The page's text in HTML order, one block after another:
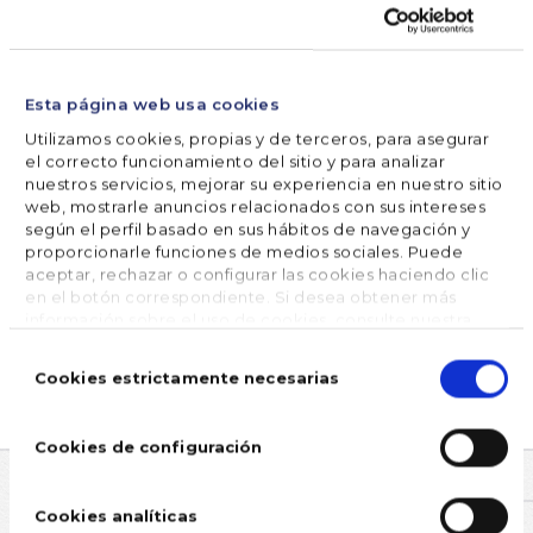
Esta página web usa cookies
Utilizamos cookies, propias y de terceros, para asegurar
el correcto funcionamiento del sitio y para analizar
nuestros servicios, mejorar su experiencia en nuestro sitio
web, mostrarle anuncios relacionados con sus intereses
según el perfil basado en sus hábitos de navegación y
proporcionarle funciones de medios sociales. Puede
aceptar, rechazar o configurar las cookies haciendo clic
en el botón correspondiente. Si desea obtener más
deCookies estrictamente necesarias
Cookies de configuración
Cookies analíticas
Por todo ello, resaltar que en época de verano es
importanteestar alerta de cualquier sobresalto y
momentos.
COMPARTE  